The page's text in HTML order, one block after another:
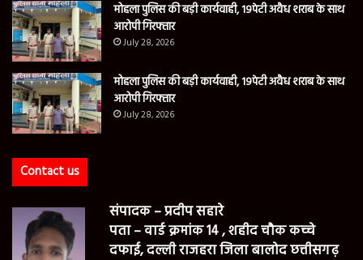
मोहला पुलिस की बड़ी कार्यवाही, 19पेटी अवैध शराब के साथ
आरोपी गिरफ्तार
July 28, 2026
मोहला पुलिस की बड़ी कार्यवाही, 19पेटी अवैध शराब के साथ
आरोपी गिरफ्तार
July 28, 2026
Contact us
संपादक – प्रदीप सहारे
पता – वार्ड क्रमांक 14 , शहीद चौक कच्चे
दफाई, दल्ली राजहरा जिला बालोद छत्तीसगढ़